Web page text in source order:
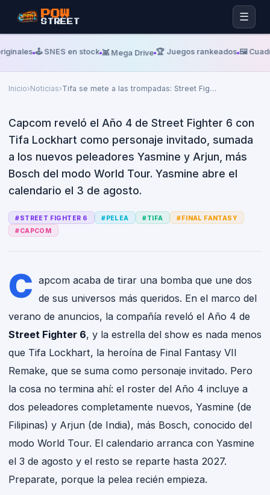
POW
STREET ☰
🕹️ SNES en stock 👾 Mega Drive 🏆 Juegos rankeados 🖼️
Inicio›Noticias›Tifa se mete a las trompadas: Street Fig…
GAMING NEWS ·
GEMATSU
Tifa se mete a las trompadas:
Street Fighter 6 confirmó su
Año 4 con la heroína de Final
Fantasy VII
Capcom reveló el Año 4 de Street Fighter 6 con
Tifa Lockhart como personaje invitado, sumada
a los nuevos peleadores Yasmine y Arjun, más
Bosch del modo World Tour. Yasmine abre el
calendario el 3 de agosto.
#STREET FIGHTER 6 #PELEA #TIFA #FINAL FANTASY
#CAPCOM
C apcom acaba de tirar una bomba que une dos
de sus universos más queridos. En el marco del
verano de anuncios, la compañía reveló el Año 4 de
Street Fighter 6, y la estrella del show es nada menos
que Tifa Lockhart, la heroína de Final Fantasy VII
Remake, que se suma como personaje invitado. Pero
la cosa no termina ahí: el roster del Año 4 incluye a
dos peleadores completamente nuevos, Yasmine (de
Filipinas) y Arjun (de India), más Bosch, conocido del
modo World Tour. El calendario arranca con Yasmine
el 3 de agosto y el resto se reparte hasta 2027.
Preparate, porque la pelea recién empieza.